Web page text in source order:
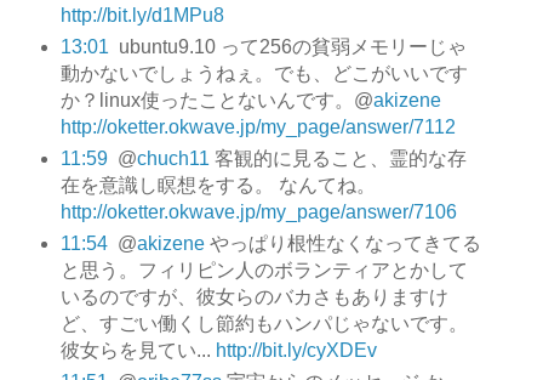
http://bit.ly/d1MPu8
13:01 ubuntu9.10 って256の貧弱メモリーじゃ
動かないでしょうねぇ。でも、どこがいいです
か？linux使ったことないんです。@akizene
http://oketter.okwave.jp/my_page/answer/7112
11:59 @chuch11 客観的に見ること、霊的な存
在を意識し瞑想をする。 なんてね。
http://oketter.okwave.jp/my_page/answer/7106
11:54 @akizeneやっぱり根性なくなってきてる
と思う。フィリピン人のボランティアとかして
いるのですが、彼女らのバカさもありますけ
ど、すごい働くし節約もハンパじゃないです。
彼女らを見てい... http://bit.ly/cyXDEv